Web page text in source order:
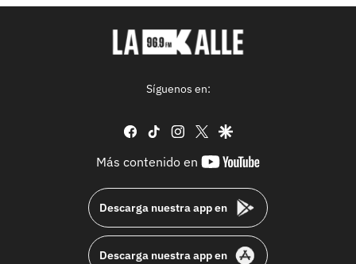
Síguenos en:
facebook
tiktok instagram
twittergoogle
Más contenido en
youtube-
Descarga nuestra app en
Descarga nuestra app en